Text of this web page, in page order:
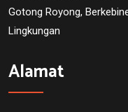
Gotong Royong,
Lingkungan
Alamat